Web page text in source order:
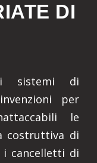
DI
sistemi di
per
le
costruttiva di
cancelletti di